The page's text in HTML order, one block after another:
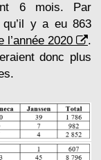
6 mois. Par
qu’il y a eu 863
l’année 2020
.
donc plus